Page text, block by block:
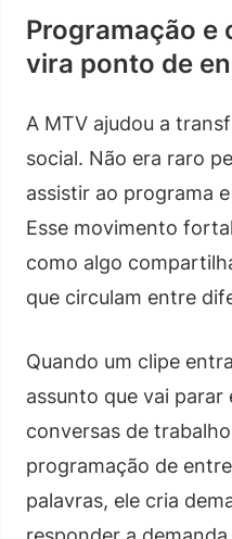
Programação e
vira ponto de
A MTV ajudou a
social. Não era raro
assistir ao programa
Esse movimento
como algo
que circulam entre
Quando um clipe
assunto que vai parar
conversas de
programação de
palavras, ele cria